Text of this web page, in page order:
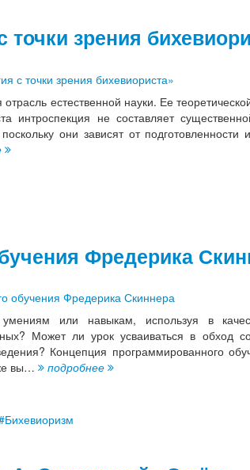
зрения
естественной науки. Ее
интроспекция не составляет
они зависят от подготовленности
Фредерика
или навыкам, используя в
Может ли урок усваиваться в обход
Концепция программированного
вы…
подробнее
Бихевиоризм